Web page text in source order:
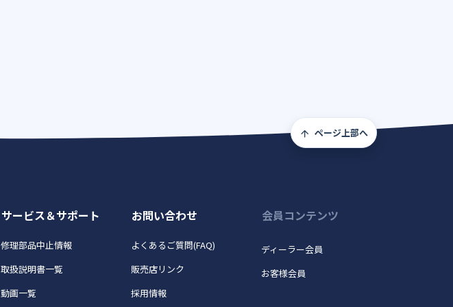
ページ上部へ
サービス＆サポート
修理部品中止情報
取扱説明書一覧
動画一覧
お問い合わせ
よくあるご質問(FAQ)
販売店リンク
採用情報
会員コンテンツ
ディーラー会員
お客様会員